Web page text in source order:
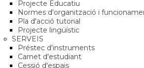
Projecte Educatiu
Normes d'organització i
Pla d'acció tutorial
Projecte lingüístic
SERVEIS
Préstec d'instruments
Carnet d'estudiant
Cessió d'espais